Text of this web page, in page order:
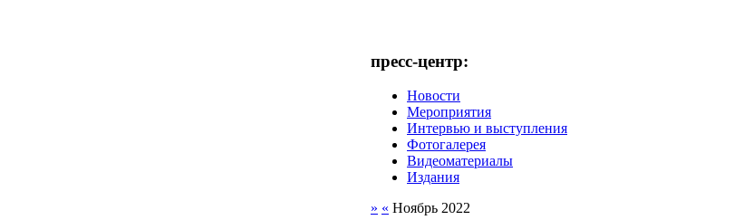
пресс-центр:
Новости
Мероприятия
Интервью и выступления
Фотогалерея
Видеоматериалы
Издания
» « Ноябрь 2022